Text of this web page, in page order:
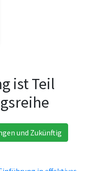
ist Teil
und Zukünftig